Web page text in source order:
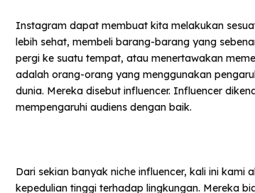
Instagram dapat membuat kita melakukan
lebih sehat, membeli barang-barang yang
pergi ke suatu tempat, atau menertawakan
adalah orang-orang yang menggunakan
dunia. Mereka disebut influencer. Influencer
mempengaruhi audiens dengan baik.
Dari sekian banyak niche influencer, kali ini kami
kepedulian tinggi terhadap lingkungan. Mereka